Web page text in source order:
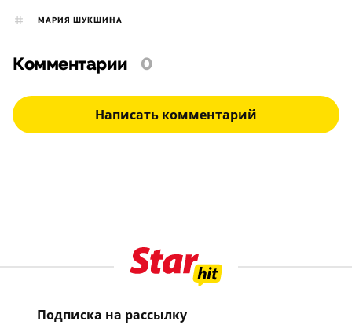
МАРИЯ ШУКШИНА
Комментарии 0
Написать комментарий
Подписка на рассылку